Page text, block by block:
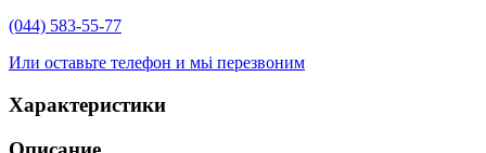
(044) 583-55-77
Или оставьте телефон и мьі перезвоним
Характеристики